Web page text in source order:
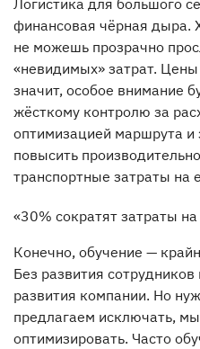
Логистика для большого
финансовая чёрная дыра.
не можешь прозрачно
«невидимых» затрат. Цены
значит, особое внимание
жёсткому контролю за
оптимизацией маршрута и
повысить
транспортные затраты на
«30% сократят затраты
Конечно, обучение —
Без развития
развития компании. Но
предлагаем исключать,
оптимизировать. Часто